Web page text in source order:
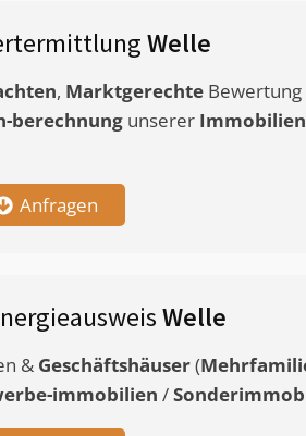
Welle
, Marktgerechte
berechnung unserer
Anfragen
Welle
& Geschäftshäuser(
immobilien /